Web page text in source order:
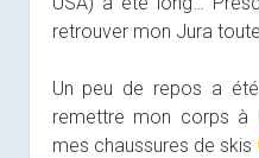
retrouver mon Jura
Un peu de repos a
remettre mon corps à
mes chaussures de skis